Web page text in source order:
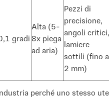
gradi
Alta (5-
8x piega
ad aria)
Pezzi di
precisione,
angoli critici,
lamiere
sottili (fino a
2 mm)
perché uno stesso